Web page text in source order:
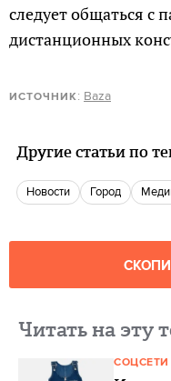
следует общаться с
дистанционных
ИСТОЧНИК: Baza
Другие статьи по
новости город
Читать на эту
СОЦСЕТИ